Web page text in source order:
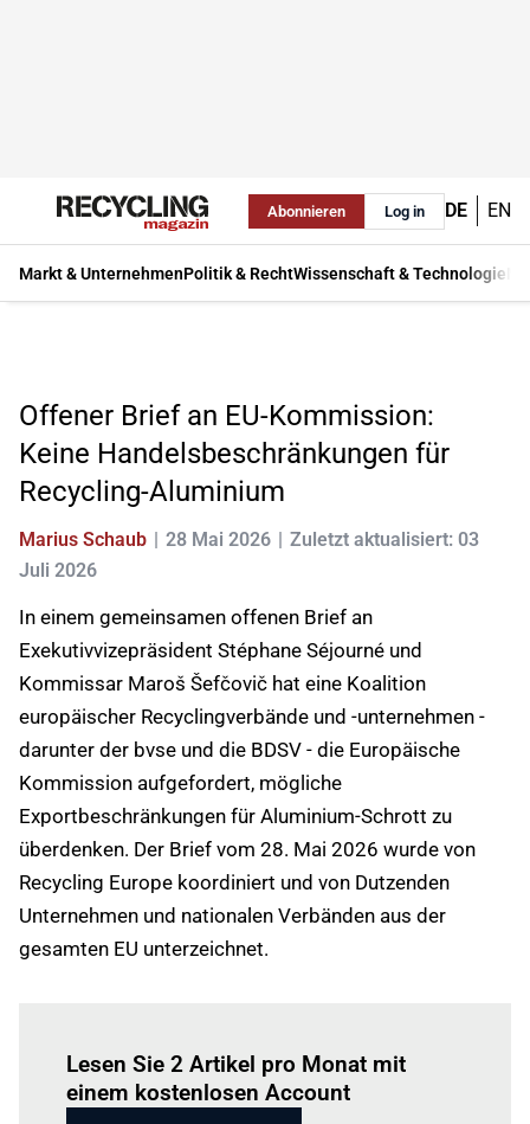
Abonnieren Log in DE EN
Markt & UnternehmenPolitik & RechtWissenschaft & Technologie
Offener Brief an EU-Kommission:
Keine Handelsbeschränkungen für
Recycling-Aluminium
Marius Schaub 28 Mai 2026
Zuletzt aktualisiert: 03
Juli 2026
In einem gemeinsamen offenen Brief an
Exekutivvizepräsident Stéphane Séjourné und
Kommissar Maroš Šefčovič hat eine Koalition
europäischer Recyclingverbände und -unternehmen -
darunter der bvse und die BDSV - die Europäische
Kommission aufgefordert, mögliche
Exportbeschränkungen für Aluminium-Schrott zu
überdenken. Der Brief vom 28. Mai 2026 wurde von
Recycling Europe koordiniert und von Dutzenden
Unternehmen und nationalen Verbänden aus der
gesamten EU unterzeichnet.
Lesen Sie 2 Artikel pro Monat mit
einem kostenlosen Account